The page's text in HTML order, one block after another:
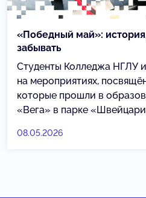
«Победный май»:
забывать
Студенты Колледжа НГЛУ
на мероприятиях,
которые прошли в
«Вега» в парке
08.05.2026